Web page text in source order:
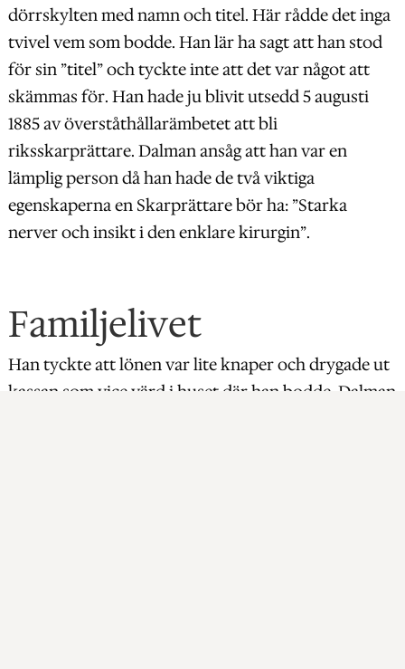
dörrskylten med namn och titel. Här rådde det inga
tvivel vem som bodde. Han lär ha sagt att han stod
för sin ”titel” och tyckte inte att det var något att
skämmas för. Han hade ju blivit utsedd 5 augusti
1885 av överståthållarämbetet att bli
riksskarprättare. Dalman ansåg att han var en
lämplig person då han hade de två viktiga
egenskaperna en Skarprättare bör ha: ”Starka
nerver och insikt i den enklare kirurgin”.
Familjelivet
Han tyckte att lönen var lite knaper och drygade ut
kassan som vice värd i huset där han bodde. Dalman